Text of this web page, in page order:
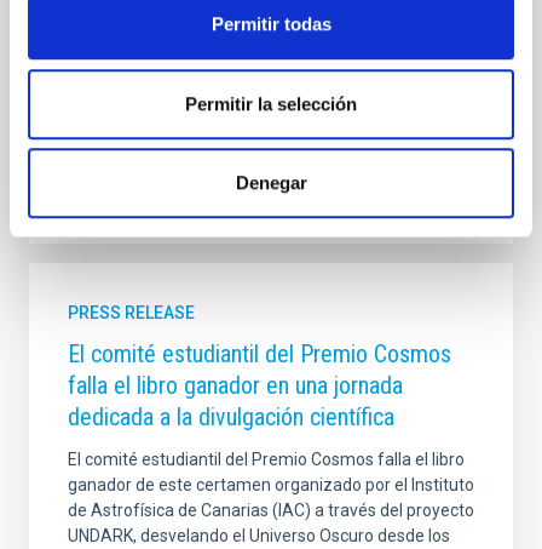
Permitir todas
Permitir la selección
Denegar
Laguna , Adriana de Lorenzo-Cáceres Rodríguez ,
Vía Láctea, con sus galaxias ‘primas’ similares a ella
PRESS RELEASE
El comité estudiantil del Premio Cosmos
falla el libro ganador en una jornada
dedicada a la divulgación científica
El comité estudiantil del Premio Cosmos falla el libro
ganador de este certamen organizado por el Instituto
de Astrofísica de Canarias (IAC) a través del proyecto
UNDARK, desvelando el Universo Oscuro desde los